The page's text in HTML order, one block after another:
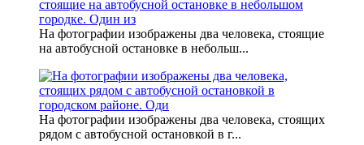
На фотографии изображены два человека, стоящие
на автобусной остановке в небольш...
На фотографии изображены два человека, стоящих
рядом с автобусной остановкой в г...